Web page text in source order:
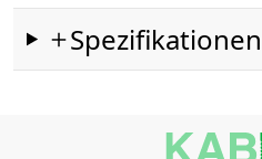
Spezifikationen